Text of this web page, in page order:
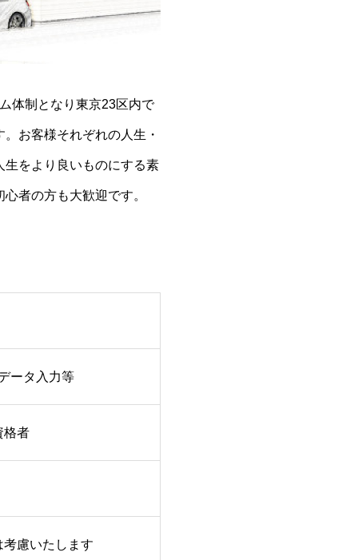
体制となり東京23区内で
お客様それぞれの人生・
をより良いものにする素
者の方も大歓迎です。
ータ入力等
格者
慮いたします